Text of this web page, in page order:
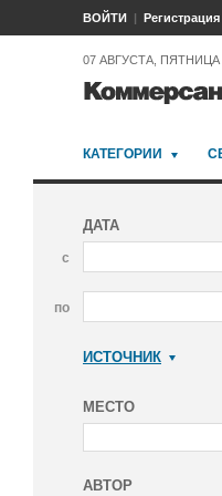
ВОЙТИ Регистрация
07 АВГУСТА, ПЯТНИЦА
КАТЕГОРИИ
ДАТА
с
по
ИСТОЧНИК
МЕСТО
АВТОР